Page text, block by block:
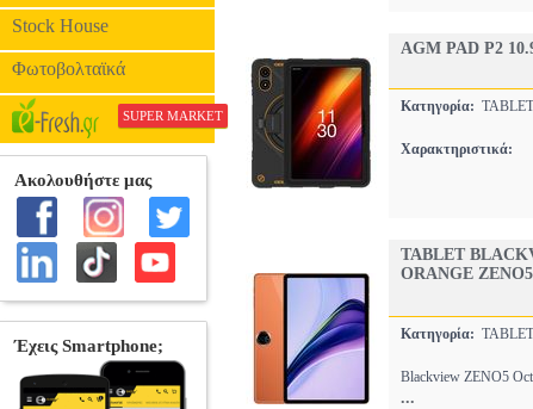
Stock House
Φωτοβολταϊκά
SUPER MARKET
AGM PAD P2
Κατηγορία:
Χαρακτηριστικά:
TABLET
ORANGE
Κατηγορία:
Blackview ZENO5
...